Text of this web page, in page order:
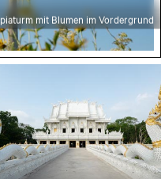
mit Blumen im Vordergrund
im Frühling
Fassade des Wat